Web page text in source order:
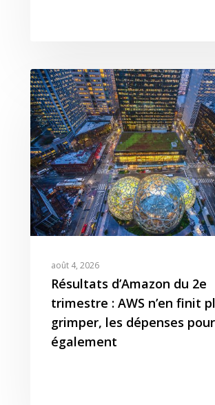
août 4, 2026
Résultats d’Amazon du 2e
trimestre : AWS n’en finit
grimper, les dépenses pour
également